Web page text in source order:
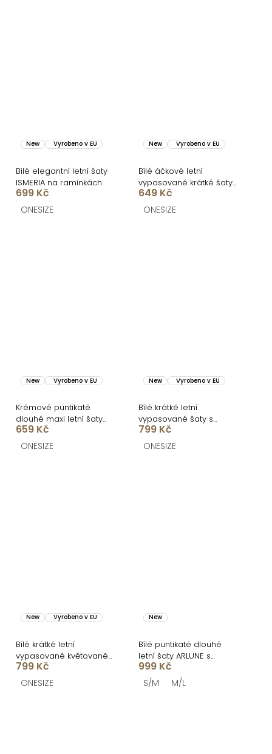
New Vyrobeno v EU
Bílé elegantní letní šaty
ISMERIA na ramínkách
699 Kč
ONESIZE
New Vyrobeno v EU
Bílé áčkové letní
vypasované krátké šaty
BUMBLEE
649 Kč
ONESIZE
New Vyrobeno v EU
Krémové puntikaté
dlouhé maxi letní šaty
RATCHET
659 Kč
ONESIZE
New Vyrobeno v EU
Bílé krátké letní
vypasované šaty s
citrony SOLARIS
799 Kč
ONESIZE
New Vyrobeno v EU
Bílé krátké letní
vypasované květované
šaty SOLARIS
799 Kč
ONESIZE
New
Bílé puntikaté dlouhé
letní šaty ARLUNE s
korzetem
999 Kč
S/M M/L